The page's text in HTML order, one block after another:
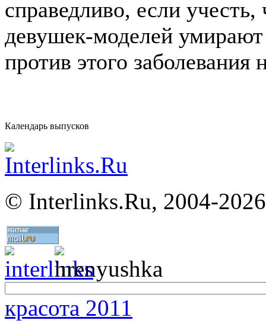
справедливо, если
девушек-моделей
против этого заболевания
Календарь выпусков
© Interlinks.Ru, 2004-2026
красота 2011